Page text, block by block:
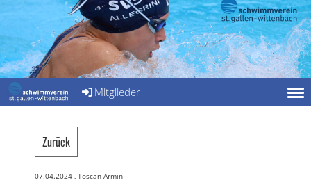
Mitglieder
Zurück
07.04.2024 , Toscan Armin